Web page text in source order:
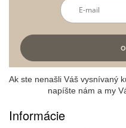
Ak ste nenašli Váš vysnívaný
napíšte nám a my
Informácie